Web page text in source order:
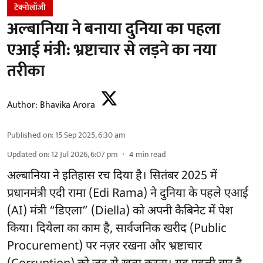
टेक्नोलॉजी
अल्बानिया ने बनाया दुनिया का पहला
एआई मंत्री: भ्रष्टाचार से लड़ने का नया
तरीका
Author: Bhavika Arora
Published on:15 Sep 2025, 6:30 am
Updated on:12 Jul 2026, 6:07 pm 4 min read
अल्बानिया ने इतिहास रच दिया है। सितंबर 2025 में
प्रधानमंत्री एदी रामा (Edi Rama) ने दुनिया के पहले एआई
(AI) मंत्री “डिएला” (Diella) को अपनी कैबिनेट में पेश
किया। दियेला का काम है, सार्वजनिक खरीद (Public
Procurement) पर नज़र रखना और भ्रष्टाचार